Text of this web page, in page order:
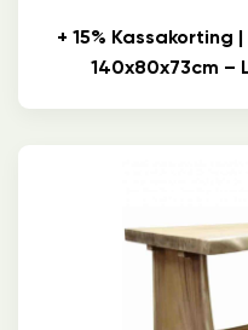
+ 15% Kassakorting
140x80x73cm –